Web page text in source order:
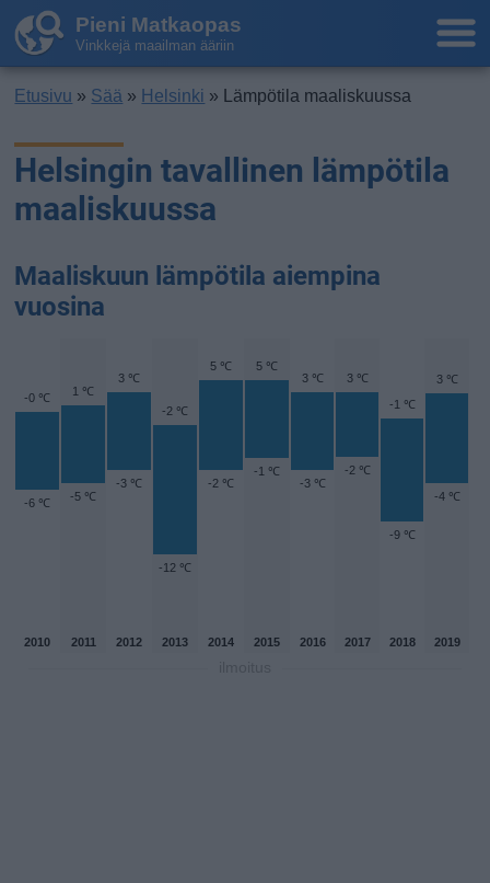
Pieni Matkaopas
Vinkkejä maailman ääriin
Etusivu » Sää » Helsinki » Lämpötila maaliskuussa
Helsingin tavallinen lämpötila
maaliskuussa
Maaliskuun lämpötila aiempina
vuosina
-0 ℃
-6 ℃
1 ℃
-5 ℃
3 ℃
-3 ℃
-2 ℃
-12 ℃
5 ℃
-2 ℃
5 ℃
-1 ℃
3 ℃
-3 ℃
3 ℃
-2 ℃
-1 ℃
-9 ℃
3 ℃
-4 ℃
2010 2011 2012 2013 2014 2015 2016 2017 2018 2019